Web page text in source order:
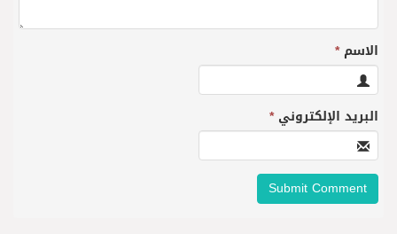
الاسم*
البريد الإلكتروني*